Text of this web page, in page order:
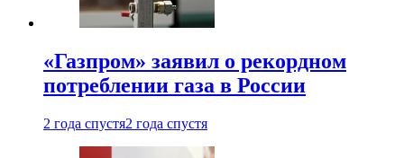
«Газпром» заявил о рекордном
потреблении газа в России
2 года спустя2 года спустя